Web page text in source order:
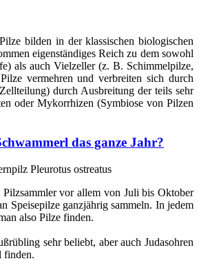
bilden in der klassischen biologischen
eigenständiges Reich zu dem sowohl
als auch Vielzeller (z. B. Schimmelpilze,
vermehren und verbreiten sich durch
durch Ausbreitung der teils sehr
oder Mykorrhizen (Symbiose von Pilzen
das ganze Jahr?
vor allem von Juli bis Oktober
Speisepilze ganzjährig sammeln. In jedem
also Pilze finden.
sehr beliebt, aber auch Judasohren
finden.